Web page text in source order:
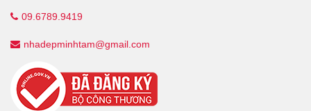
09.6789.9419
nhadepminhtam@gmail.com